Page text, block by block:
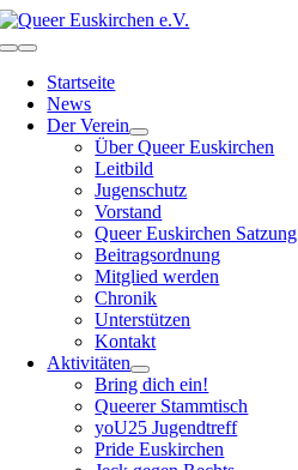
Zum
Inhalt
Toggle
NavigationStartseite
News
Der Verein
Über Queer Euskirchen
Leitbild
Jugenschutz
Vorstand
Queer Euskirchen Satzung
Beitragsordnung
Mitglied werden
Chronik
Unterstützen
Kontakt
Aktivitäten
Bring dich ein!
Queerer Stammtisch
yoU25 Jugendtreff
Pride Euskirchen